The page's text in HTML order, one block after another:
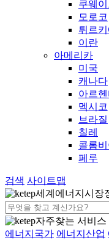
쿠웨이
모로코
튀르키
이란
아메리카
미국
캐나다
아르
멕시코
브라질
칠레
콜롬
페루
검색 사이트맵
세계에너지시장
자주찾는 서비스
에너지국가 에너지산업